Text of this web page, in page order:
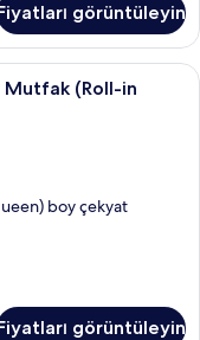
görüntüleyin
takımı, kuştüyü
Mutfak (Roll-in
boy çekyat
görüntüleyin